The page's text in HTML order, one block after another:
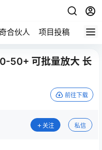
合伙人 项目投稿
50+ 可批量放大 长
前往下载
关注 私信